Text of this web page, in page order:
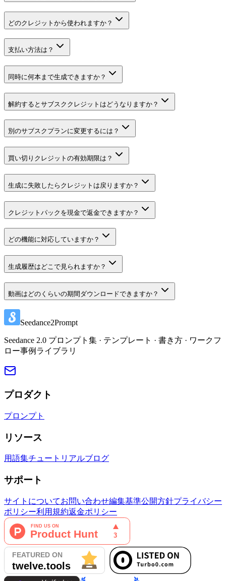
どのクレジットから使われますか？
支払い方法は？
同時に何本まで生成できますか？
解約するとサブスククレジットはどうなりますか？
別のサブスクプランに変更するには？
買い切りクレジットの有効期限は？
生成に失敗したらクレジットは戻りますか？
クレジットパックを現金で返金できますか？
どの機能に対応していますか？
生成履歴はどこで見られますか？
動画はどのくらいの期間ダウンロードできますか？
Seedance2Prompt
Seedance 2.0 プロンプト集 · テンプレート · 書き方 · ワークフ
ロー事例ライブラリ
プロダクト
プロンプト
リソース
用語集チュートリアルブログ
サポート
サイトについてお問い合わせ編集基準公開方針プライバシー
ポリシー利用規約返金ポリシー